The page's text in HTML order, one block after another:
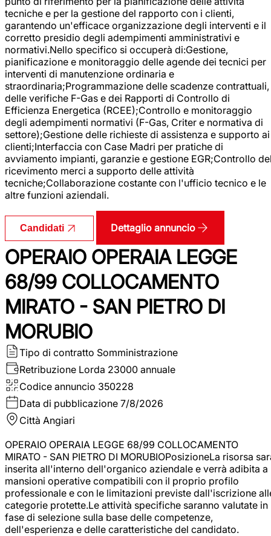
tecniche e per la gestione del rapporto con i clienti,
garantendo un'efficace organizzazione degli interventi e il
corretto presidio degli adempimenti amministrativi e
normativi.Nello specifico si occuperà di:Gestione,
pianificazione e monitoraggio delle agende dei tecnici per
interventi di manutenzione ordinaria e
straordinaria;Programmazione delle scadenze contrattuali,
delle verifiche F-Gas e dei Rapporti di Controllo di
Efficienza Energetica (RCEE);Controllo e monitoraggio
degli adempimenti normativi (F-Gas, Criter e normativa di
settore);Gestione delle richieste di assistenza e supporto ai
clienti;Interfaccia con Case Madri per pratiche di
avviamento impianti, garanzie e gestione EGR;Controllo
ricevimento merci a supporto delle attività
tecniche;Collaborazione costante con l'ufficio tecnico e le
altre funzioni aziendali.
Candidati Dettaglio annuncio
OPERAIO OPERAIA LEGGE
68/99 COLLOCAMENTO
MIRATO - SAN PIETRO DI
MORUBIO
Tipo di contratto Somministrazione
Retribuzione Lorda 23000 annuale
Codice annuncio 350228
Data di pubblicazione 7/8/2026
Città Angiari
OPERAIO OPERAIA LEGGE 68/99 COLLOCAMENTO
MIRATO - SAN PIETRO DI MORUBIOPosizioneLa risorsa
inserita all'interno dell'organico aziendale e verrà adibita a
mansioni operative compatibili con il proprio profilo
professionale e con le limitazioni previste dall'iscrizione
categorie protette.Le attività specifiche saranno valutate in
fase di selezione sulla base delle competenze,
dell'esperienza e delle caratteristiche del candidato.